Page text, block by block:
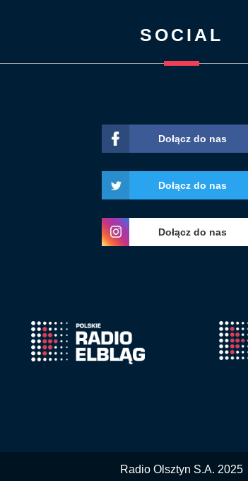
SOCIAL
Dołącz do nas
Dołącz do nas
Dołącz do nas
Radio Olsztyn S.A. 2025